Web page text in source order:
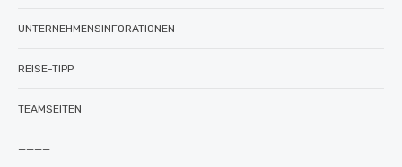
UNTERNEHMENSINFORATIONEN
REISE-TIPP
TEAMSEITEN
————